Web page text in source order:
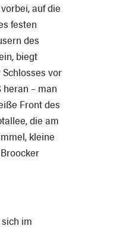
auf die
festen
des
biegt
vor
– man
Front des
die am
kleine
im